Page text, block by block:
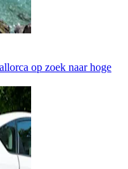
op zoek naar hoge